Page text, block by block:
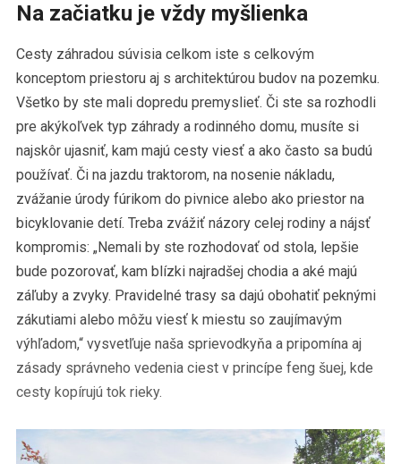
Na začiatku je vždy myšlienka
Cesty záhradou súvisia celkom iste s celkovým
konceptom priestoru aj s architektúrou budov na pozemku.
Všetko by ste mali dopredu premyslieť. Či ste sa rozhodli
pre akýkoľvek typ záhrady a rodinného domu, musíte si
najskôr ujasniť, kam majú cesty viesť a ako často sa budú
používať. Či na jazdu traktorom, na nosenie nákladu,
zvážanie úrody fúrikom do pivnice alebo ako priestor na
bicyklovanie detí. Treba zvážiť názory celej rodiny a nájsť
kompromis: „Nemali by ste rozhodovať od stola, lepšie
bude pozorovať, kam blízki najradšej chodia a aké majú
záľuby a zvyky. Pravidelné trasy sa dajú obohatiť peknými
zákutiami alebo môžu viesť k miestu so zaujímavým
výhľadom,“ vysvetľuje naša sprievodkyňa a pripomína aj
zásady správneho vedenia ciest v princípe feng šuej, kde
cesty kopírujú tok rieky.